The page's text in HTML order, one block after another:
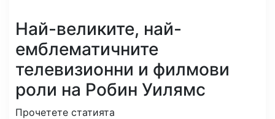
Най-великите, най-
емблематичните
телевизионни и филмови
роли на Робин Уилямс
Прочетете статията